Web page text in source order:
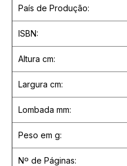
País de Produção:
ISBN:
Altura cm:
Largura cm:
Lombada mm:
Peso em g:
Nº de Páginas: